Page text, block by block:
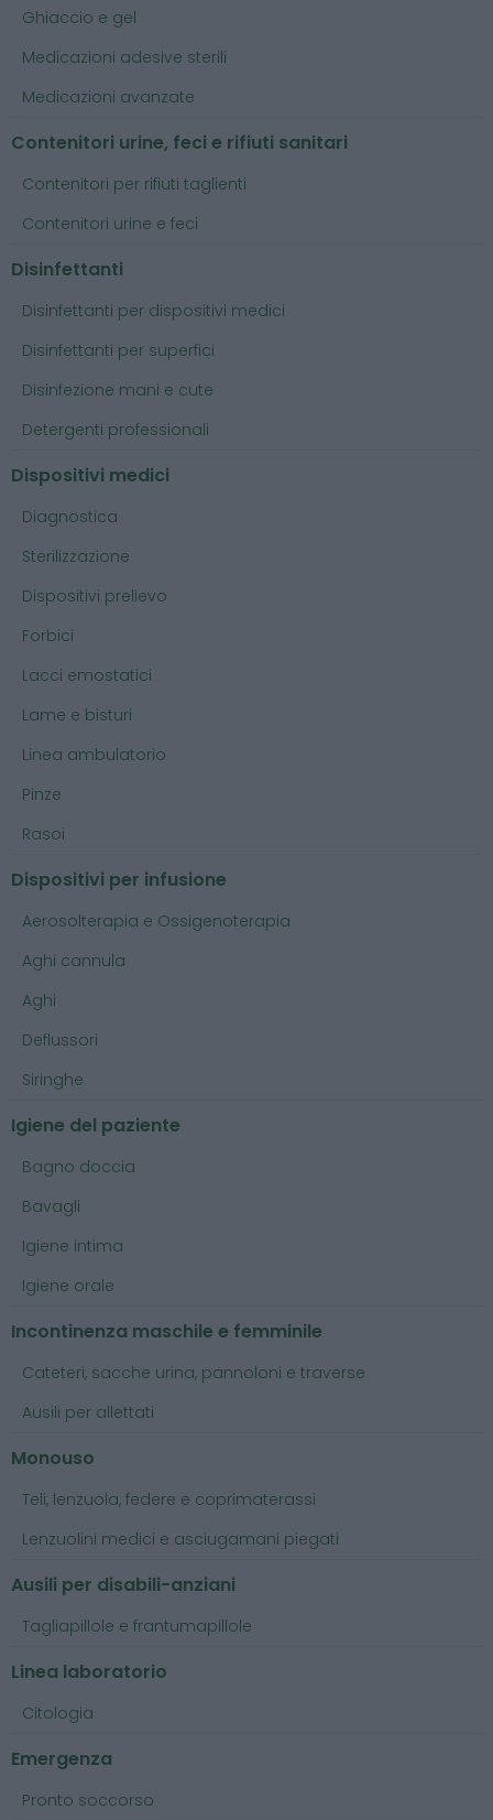
Ghiaccio e gel
Medicazioni adesive sterili
Medicazioni avanzate
Contenitori urine, feci e rifiuti sanitari
Contenitori per rifiuti taglienti
Contenitori urine e feci
Disinfettanti
Disinfettanti per dispositivi medici
Disinfettanti per superfici
Disinfezione mani e cute
Detergenti professionali
Dispositivi medici
Diagnostica
Sterilizzazione
Dispositivi prelievo
Forbici
Lacci emostatici
Lame e bisturi
Linea ambulatorio
Pinze
Rasoi
Dispositivi per infusione
Aerosolterapia e Ossigenoterapia
Aghi cannula
Aghi
Deflussori
Siringhe
Igiene del paziente
Bagno doccia
Bavagli
Igiene intima
Igiene orale
Incontinenza maschile e femminile
Cateteri, sacche urina, pannoloni e traverse
Ausili per allettati
Monouso
Teli, lenzuola, federe e coprimaterassi
Lenzuolini medici e asciugamani piegati
Ausili per disabili-anziani
Tagliapillole e frantumapillole
Linea laboratorio
Citologia
Emergenza
Pronto soccorso